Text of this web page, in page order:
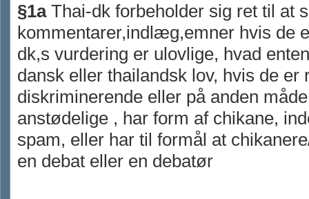
§1a Thai-dk forbeholder sig ret til at
kommentarer,indlæg,emner hvis de
dk,s vurdering er ulovlige, hvad
dansk eller thailandsk lov, hvis de er
diskriminerende eller på anden måde
anstødelige , har form af chikane,
spam, eller har til formål at
en debat eller en debatør